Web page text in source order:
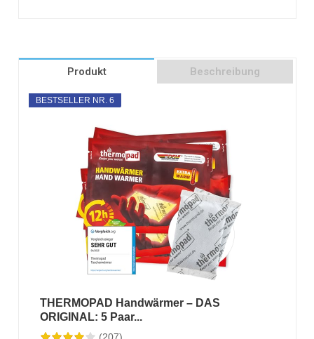
Produkt Beschreibung
BESTSELLER NR. 6
THERMOPAD Handwärmer – DAS
ORIGINAL: 5 Paar...